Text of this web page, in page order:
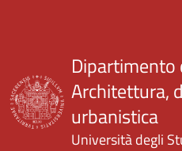
Dipartimento
Architettura,
urbanistica
Università degli